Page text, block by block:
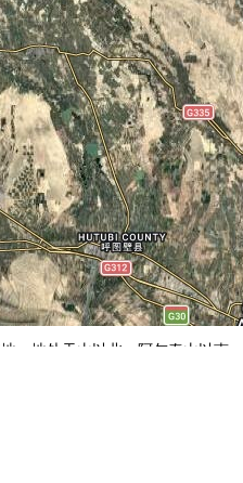
，地处天山以北、阿尔泰山以南